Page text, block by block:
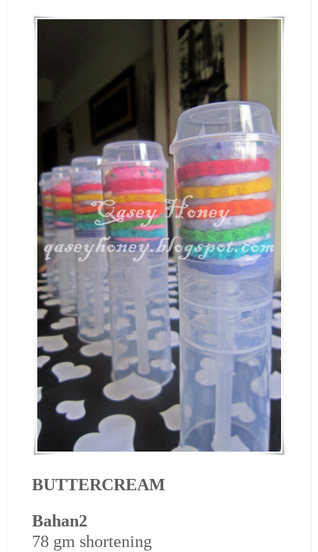
BUTTERCREAM
Bahan2
78 gm shortening